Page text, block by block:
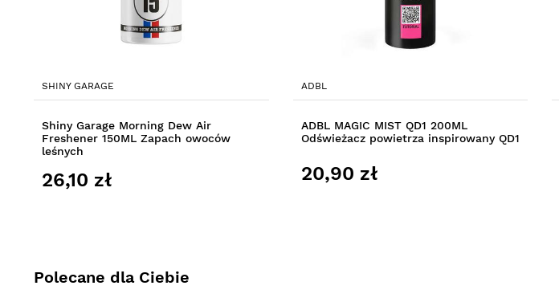
SHINY GARAGE
Shiny Garage Morning Dew Air
Freshener 150ML Zapach owoców
leśnych
26,10 zł
ADBL
ADBL MAGIC MIST QD1 200ML
Odświeżacz powietrza inspirowany QD1
20,90 zł
Polecane dla Ciebie